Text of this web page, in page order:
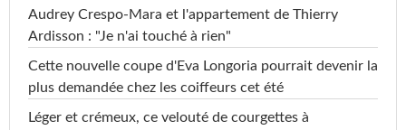
Audrey Crespo-Mara et l'appartement de Thierry
Ardisson : "Je n'ai touché à rien"
Cette nouvelle coupe d'Eva Longoria pourrait devenir la
plus demandée chez les coiffeurs cet été
Léger et crémeux, ce velouté de courgettes à